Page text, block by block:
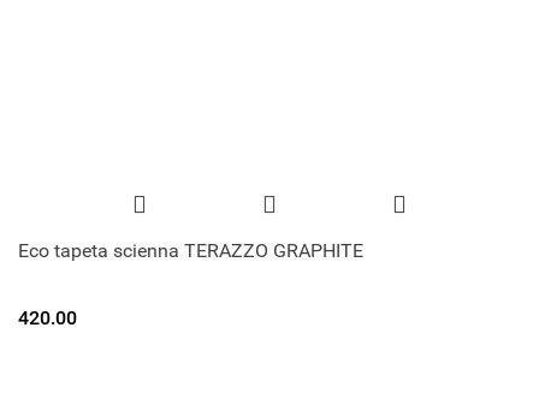
Eco tapeta scienna TERAZZO GRAPHITE
420.00